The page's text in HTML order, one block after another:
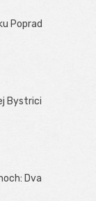
Poprad
Bystrici
Dva